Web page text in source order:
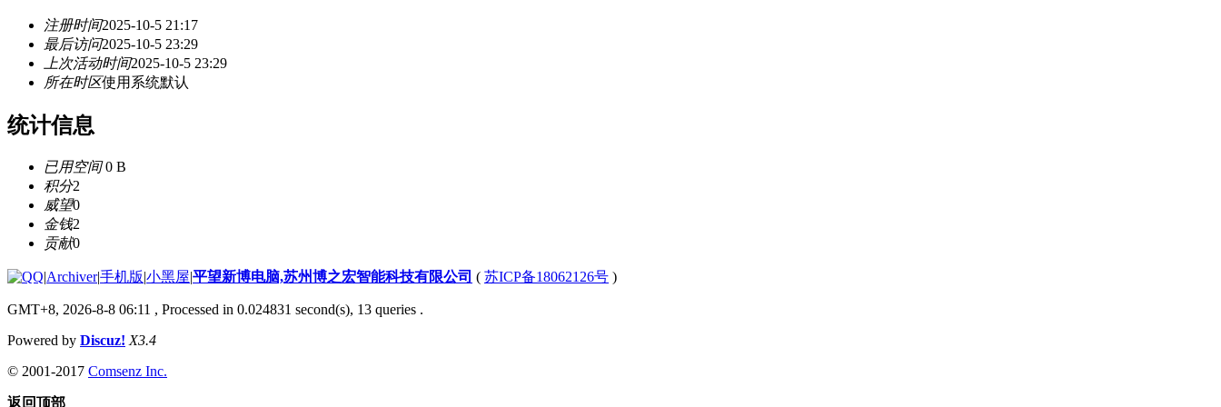
注册时间2025-10-5 21:17
最后访问2025-10-5 23:29
上次活动时间2025-10-5 23:29
所在时区使用系统默认
统计信息
已用空间0 B
积分2
威望0
金钱2
贡献0
|Archiver|手机版|小黑屋|平望新博电脑,苏州博之宏智能科技有限公司 ( 苏ICP备18062126号 )
GMT+8, 2026-8-8 06:11 , Processed in 0.024831 second(s), 13 queries .
Powered by Discuz! X3.4
© 2001-2017 Comsenz Inc.
返回顶部